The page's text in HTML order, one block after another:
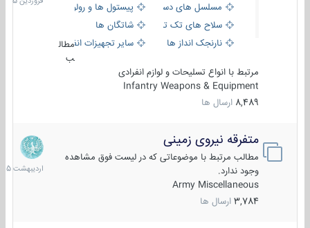
مسلسل های دستی
پیستول ها و رولورها
سلاح های تک تیر اندازیشاتگان ها
نارنجک انداز ها
سایر تجهیزات انفرادی
مطال
ب
مرتبط با انواع تسلیحات و لوازم انفرادی
Infantry Weapons & Equipment
8,489 ارسال ها
متفرقه نیروی زمینی
مطالب مرتبط با موضوعاتی که در لیست فوق مشاهده
وجود ندارد.
Army Miscellaneous
3,784 ارسال ها
27
1405